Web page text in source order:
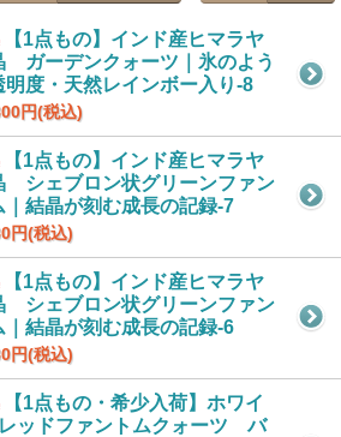
【1点もの】インド産ヒマラヤ
ガーデンクォーツ｜氷のよう
明度・天然レインボー入り-8
円(税込)
【1点もの】インド産ヒマラヤ
シェブロン状グリーンファン
｜結晶が刻む成長の記録-7
円(税込)
【1点もの】インド産ヒマラヤ
シェブロン状グリーンファン
｜結晶が刻む成長の記録-6
円(税込)
【1点もの・希少入荷】ホワイ
レッドファントムクォーツ バ